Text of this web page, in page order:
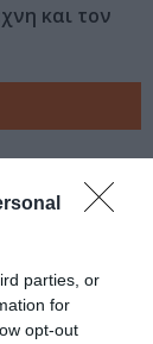
parties, or
for
opt-out
και τον
ΕΡΓΟ